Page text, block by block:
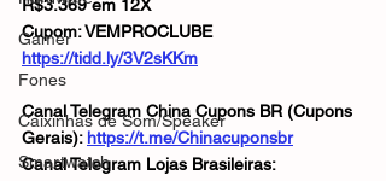
Gamer
Fones
Caixinhas de Som/Speaker
Smartwatch
R$3.369 em 12X
Cupom: VEMPROCLUBE
https://tidd.ly/3V2sKKm
Canal Telegram China Cupons BR (Cupons
Gerais): https://t.me/Chinacuponsbr
Canal Telegram Lojas Brasileiras: